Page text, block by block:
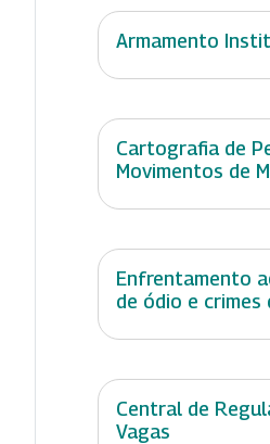
Armamento
Cartografia de
Movimentos de
Enfrentamento
de ódio e crimes
Central de
Vagas